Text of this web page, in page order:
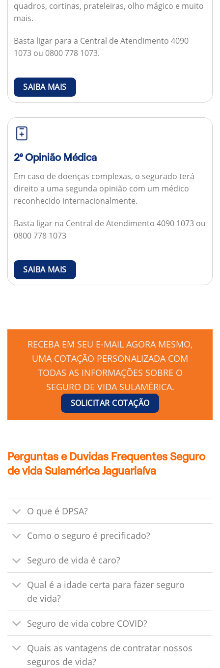
quadros, cortinas, prateleiras, olho mágico e muito
mais.
Basta ligar para a Central de Atendimento 4090
1073 ou 0800 778 1073.
SAIBA MAIS
2ª Opinião Médica
Em caso de doenças complexas, o segurado terá
direito a uma segunda opinião com um médico
reconhecido internacionalmente.
Basta ligar na Central de Atendimento 4090 1073 ou
0800 778 1073
SAIBA MAIS
RECEBA EM SEU E-MAIL AGORA MESMO,
UMA COTAÇÃO PERSONALIZADA COM
TODAS AS INFORMAÇÕES SOBRE O
SEGURO DE VIDA SULAMÉRICA.
SOLICITAR COTAÇÃO
Perguntas e Duvidas Frequentes Seguro
de vida Sulamérica Jaguariaíva
O que é DPSA?
Como o seguro é precificado?
Seguro de vida é caro?
Qual é a idade certa para fazer seguro
de vida?
Seguro de vida cobre COVID?
Quais as vantagens de contratar nossos
seguros de vida?